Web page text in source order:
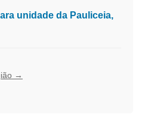
unidade da Pauliceia,
→